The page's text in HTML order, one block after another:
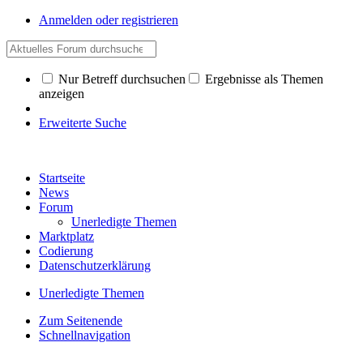
Anmelden oder registrieren
Nur Betreff durchsuchen
Ergebnisse als Themen
anzeigen
Erweiterte Suche
Startseite
News
Forum
Unerledigte Themen
Marktplatz
Codierung
Datenschutzerklärung
Unerledigte Themen
Zum Seitenende
Schnellnavigation